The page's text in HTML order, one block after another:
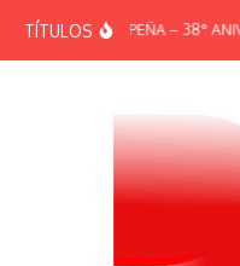
TÍTULOS¡GRAN PEÑA – 38°